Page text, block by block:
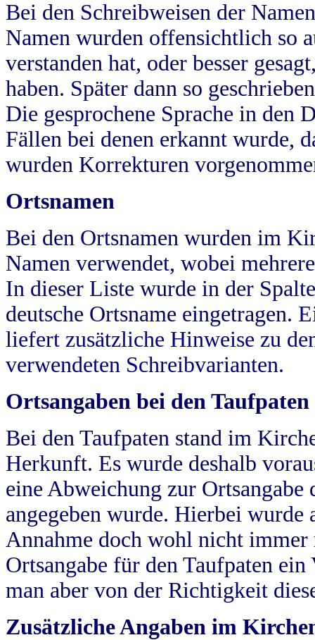
Bei den Schreibweisen der
Namen wurden offensichtlich so
verstanden hat, oder besser
haben. Später dann so
Die gesprochene Sprache in
Fällen bei denen erkannt wurde,
wurden Korrekturen
Ortsnamen
Bei den Ortsnamen wurden im
Namen verwendet, wobei
In dieser Liste wurde in der
deutsche Ortsname eingetragen.
liefert zusätzliche Hinweise zu
verwendeten Schreibvarianten.
Ortsangaben bei den Taufpaten
Bei den Taufpaten stand im
Herkunft. Es wurde deshalb
eine Abweichung zur
angegeben wurde. Hierbei wurde
Annahme doch wohl nicht
Ortsangabe für den Taufpaten
man aber von der Richtigkeit
Zusätzliche Angaben im